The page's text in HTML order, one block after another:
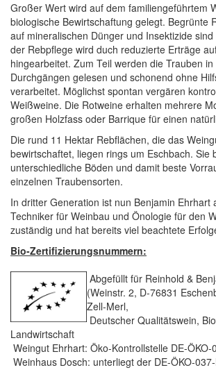
Großer Wert wird auf dem familiengeführtem
biologische Bewirtschaftung gelegt. Begrünte
auf mineralischen Dünger und Insektizide
der Rebpflege wird duch reduzierte Erträge
hingearbeitet. Zum Teil werden die Trauben
Durchgängen gelesen und schonend ohne
verarbeitet. Möglichst spontan vergären
Weißweine. Die Rotweine erhalten mehrere
großen Holzfass oder Barrique für einen
Die rund 11 Hektar Rebflächen, die das
bewirtschaftet, liegen rings um Eschbach. Sie
unterschiedliche Böden und damit beste
einzelnen Traubensorten.
In dritter Generation ist nun Benjamin Ehrhart
Techniker für Weinbau und Önologie für den
zuständig und hat bereits viel beachtete
Bio-Zertifizierungsnummern:
Abgefüllt für Reinhold &
(Weinstr. 2, D-76831
Zell-Merl,
Deutscher Qualitätswein,
Landwirtschaft
Weingut Ehrhart: Öko-Kontrollstelle DE-ÖKO-
Weinhaus Dosch: unterliegt der DE-ÖKO-